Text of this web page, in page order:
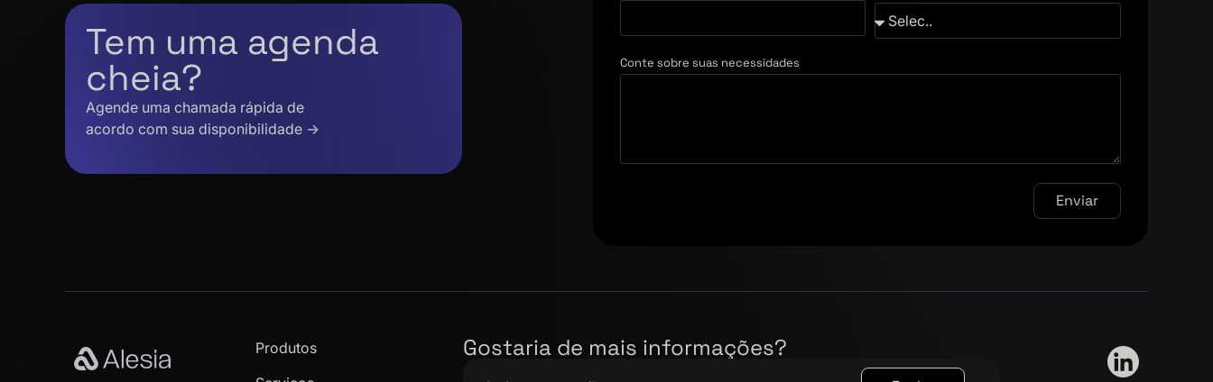
Tem uma agenda
cheia?
Agende uma chamada rápida de
acordo com sua disponibilidade →
Conte sobre suas necessidades
Enviar
Produtos
Gostaria de mais informações?